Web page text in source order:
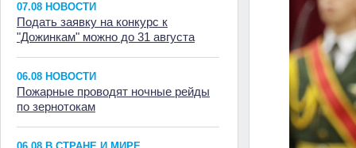
07.08 НОВОСТИ
Подать заявку на конкурс к
"Дожинкам" можно до 31 августа
06.08 НОВОСТИ
Пожарные проводят ночные рейды
по зернотокам